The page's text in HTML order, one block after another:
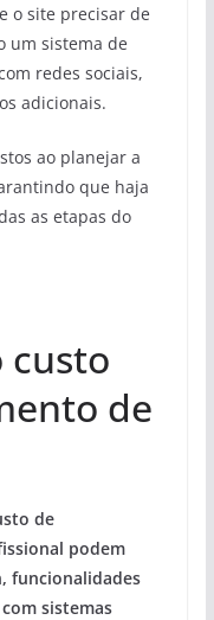
o site precisar de
um sistema de
redes sociais,
adicionais.
ao planejar a
que haja
as etapas do
custo
de
de
podem
funcionalidades
sistemas